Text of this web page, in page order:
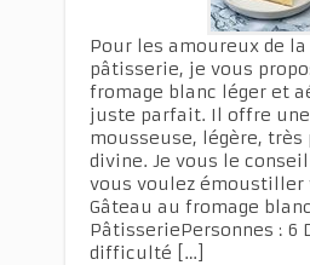
Pour les amoureux de la
pâtisserie, je vous
fromage blanc léger et
juste parfait. Il offre
mousseuse, légère, très
divine. Je vous le
vous voulez émoustiller
Gâteau au fromage
PâtisseriePersonnes : 6
difficulté […]